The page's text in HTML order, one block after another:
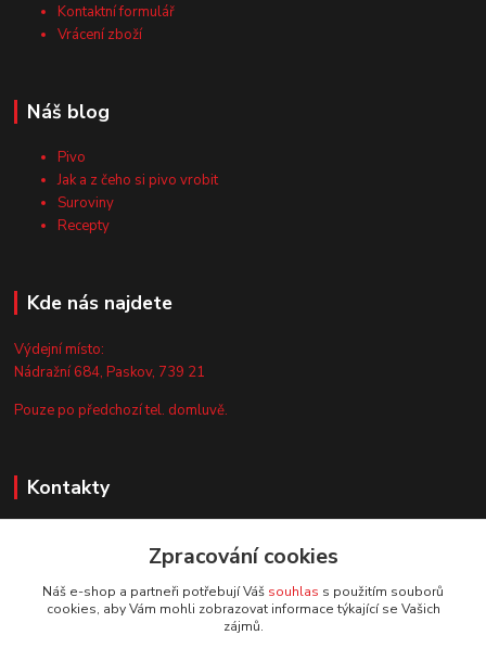
Kontaktní formulář
Vrácení zboží
Náš blog
Pivo
Jak a z čeho si pivo vrobit
Suroviny
Recepty
Kde nás najdete
Výdejní místo:
Nádražní 684, Paskov, 739 21
Pouze po předchozí tel. domluvě.
Kontakty
+420 735 044 675
info@vyrobtesipivo.cz
Zpracování cookies
Náš e-shop a partneři potřebují Váš souhlas s použitím souborů
cookies, aby Vám mohli zobrazovat informace týkající se Vašich
zájmů.